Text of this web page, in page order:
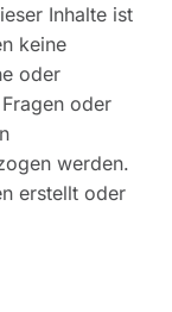
Inhalte ist
keine
oder
oder
werden.
erstellt oder